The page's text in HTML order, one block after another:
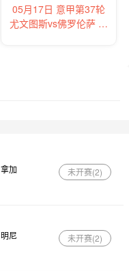
05月17日 意甲第37轮
尤文图斯vs佛罗伦萨 全
加
未开赛(2)
尼
未开赛(2)